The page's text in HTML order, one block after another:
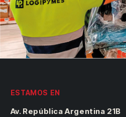
ESTAMOS EN
Av. República Argentina 21B